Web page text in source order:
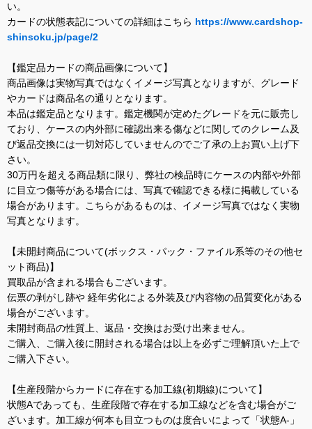
い。
カードの状態表記についての詳細はこちら https://www.cardshop-
shinsoku.jp/page/2
【鑑定品カードの商品画像について】
商品画像は実物写真ではなくイメージ写真となりますが、グレード
やカードは商品名の通りとなります。
本品は鑑定品となります。鑑定機関が定めたグレードを元に販売し
ており、ケースの内外部に確認出来る傷などに関してのクレーム及
び返品交換には一切対応していませんのでご了承の上お買い上げ下
さい。
30万円を超える商品類に限り、弊社の検品時にケースの内部や外部
に目立つ傷等がある場合には、写真で確認できる様に掲載している
場合があります。こちらがあるものは、イメージ写真ではなく実物
写真となります。
【未開封商品について(ボックス・パック・ファイル系等のその他セ
ット商品)】
買取品が含まれる場合もございます。
伝票の剥がし跡や 経年劣化による外装及び内容物の品質変化がある
場合がございます。
未開封商品の性質上、返品・交換はお受け出来ません。
ご購入、ご購入後に開封される場合は以上を必ずご理解頂いた上で
ご購入下さい。
【生産段階からカードに存在する加工線(初期線)について】
状態Aであっても、生産段階で存在する加工線などを含む場合がご
ざいます。加工線が何本も目立つものは度合いによって「状態A-」